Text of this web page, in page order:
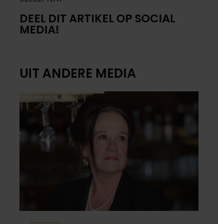
DEEL DIT ARTIKEL OP SOCIAL
MEDIA!
UIT ANDERE MEDIA